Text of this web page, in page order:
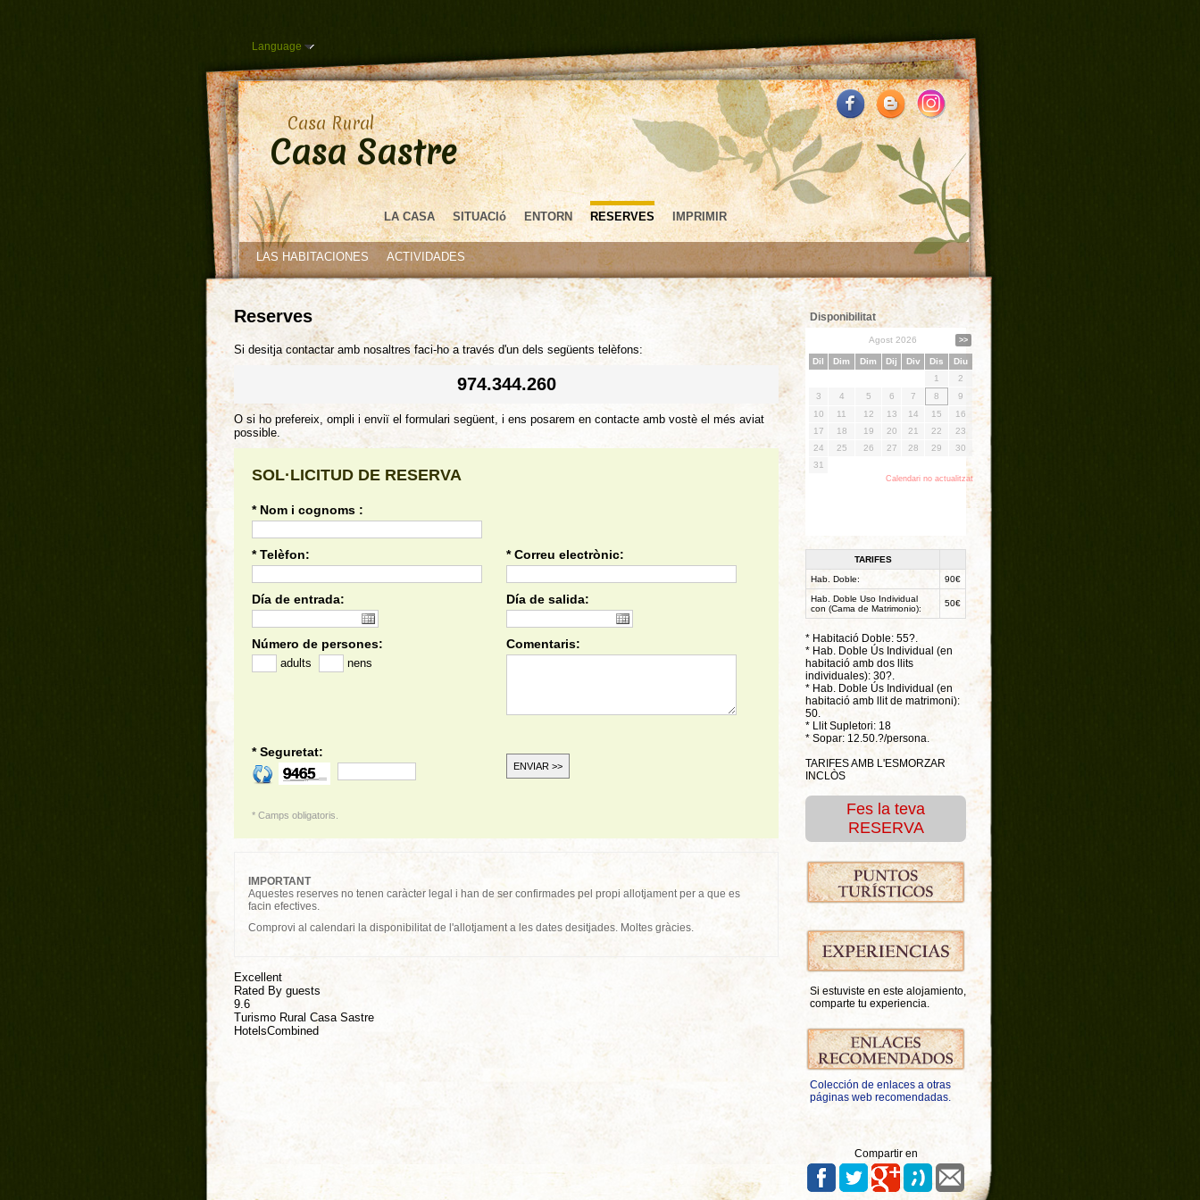
Language
Casa Rural
Casa Sastre
LA CASA SITUACIó ENTORN RESERVES IMPRIMIR
LAS HABITACIONES ACTIVIDADES
Disponibilitat
TARIFES
Hab. Doble:
90€
Hab. Doble Uso Individual
con (Cama de Matrimonio):
50€
* Habitació Doble: 55?.
* Hab. Doble Ús Individual (en
habitació amb dos llits
individuales): 30?.
* Hab. Doble Ús Individual (en
habitació amb llit de matrimoni):
50.
* Llit Supletori: 18
* Sopar: 12.50.?/persona.
TARIFES AMB L'ESMORZAR
INCLÒS
Fes la teva
RESERVA
Si estuviste en este alojamiento,
comparte tu experiencia.
Colección de enlaces a otras
páginas web recomendadas.
Compartir en
Reserves
Si desitja contactar amb nosaltres faci-ho a través d'un dels següents telèfons:
974.344.260
O si ho prefereix, ompli i enviï el formulari següent, i ens posarem en contacte amb vostè el més aviat
possible.
SOL·LICITUD DE RESERVA
* Nom i cognoms :
* Telèfon: * Correu electrònic:
Día de entrada: Día de salida:
Número de persones:
adults nens
Comentaris:
* Seguretat:
* Camps obligatoris.
IMPORTANT
Aquestes reserves no tenen caràcter legal i han de ser confirmades pel propi allotjament per a que es
facin efectives.
Comprovi al calendari la disponibilitat de l'allotjament a les dates desitjades. Moltes gràcies.
Excellent
Rated By guests
9.6
Turismo Rural Casa Sastre
HotelsCombined